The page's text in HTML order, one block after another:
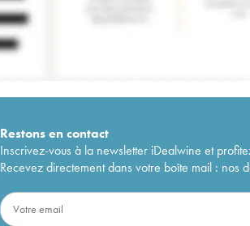
Restons encontact
Inscrivez-vous à la newsletter iDealwine et
Recevez directement dans votre boîte mail : nos